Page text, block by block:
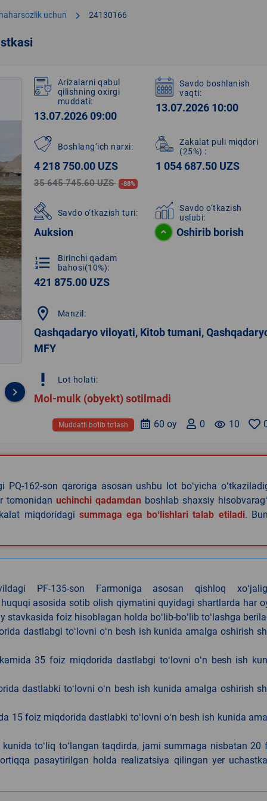
uchun chevron_right 24130166
keyboard_arrow_right
Arizalarni qabul
qilishning oxirgi
muddati:
13.07.2026 09:00
Savdo boshlanish
vaqti:
13.07.2026 10:00
Boshlang‘ich narxi:
4 218 750.00 UZS
35 645 745.60 UZS -88%
Zakalat puli miqdori
(25%) :
1 054 687.50 UZS
Savdo o‘tkazish turi:
Auksion
Savdo o‘tkazish
uslubi:
Oshirib borish
format_list_numbered
Birinchi qadam
bahosi(10%):
421 875.00 UZS
location_on Manzil:
Qashqadaryo viloyati, Kitob tumani,
MFY
priority_high Lot holati:
Mol-mulk (obyekt) sotilmadi
remove_red_eye 10
0
60 oy
Muddatli bo‘lib to‘lash
PQ-162-son qaroriga asosan ushbu lot boʻyicha
tomonidan uchinchi qadamdan boshlab shaxsiy
miqdoridagi summaga ega boʻlishlari talab etiladi.
PF-135-son Farmoniga asosan qishloq
asosida sotib olish qiymatini quyidagi shartlarda har
foiz hisoblagan holda boʻlib-boʻlib toʻlashga
dastlabgi toʻlovni oʻn besh ish kunida amalga oshirish
35 foiz miqdorida dastlabgi toʻlovni oʻn besh ish
dastlabki toʻlovni oʻn besh ish kunida amalga oshirish
15 foiz miqdorida dastlabki toʻlovni oʻn besh ish kunida
toʻliq toʻlangan taqdirda, jami summaga nisbatan 20
pasaytirilgan holda realizatsiya qilingan yer